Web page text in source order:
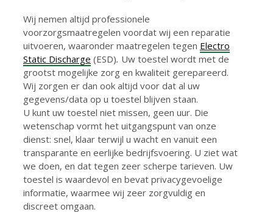
Wij nemen altijd professionele
voorzorgsmaatregelen voordat wij een reparatie
uitvoeren, waaronder maatregelen tegen Electro
Static Discharge (ESD). Uw toestel wordt met de
grootst mogelijke zorg en kwaliteit gerepareerd.
Wij zorgen er dan ook altijd voor dat al uw
gegevens/data op u toestel blijven staan.
U kunt uw toestel niet missen, geen uur. Die
wetenschap vormt het uitgangspunt van onze
dienst: snel, klaar terwijl u wacht en vanuit een
transparante en eerlijke bedrijfsvoering. U ziet wat
we doen, en dat tegen zeer scherpe tarieven. Uw
toestel is waardevol en bevat privacygevoelige
informatie, waarmee wij zeer zorgvuldig en
discreet omgaan.